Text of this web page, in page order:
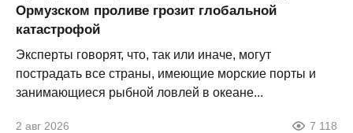
Ормузском проливе грозит глобальной
катастрофой
Эксперты говорят, что, так или иначе, могут
пострадать все страны, имеющие морские порты и
занимающиеся рыбной ловлей в океане...
2 авг 2026 7 118